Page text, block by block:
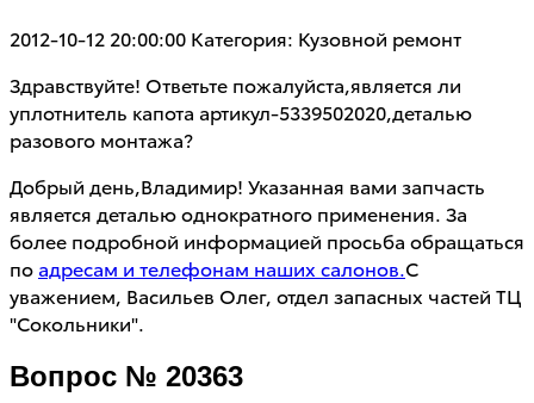
2012-10-12 20:00:00 Категория: Кузовной ремонт
Здравствуйте! Ответьте пожалуйста,является ли
уплотнитель капота артикул-5339502020,деталью
разового монтажа?
Добрый день,Владимир! Указанная вами запчасть
является деталью однократного применения. За
более подробной информацией просьба обращаться
по адресам и телефонам наших салонов.С
уважением, Васильев Олег, отдел запасных частей ТЦ
"Сокольники".
Вопрос № 20363